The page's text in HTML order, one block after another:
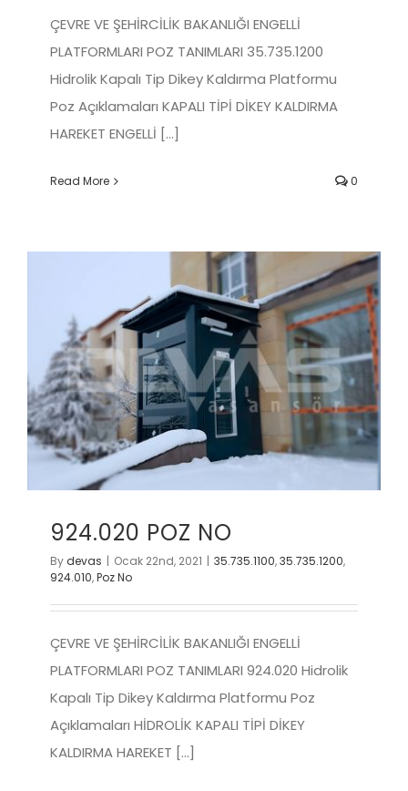
ÇEVRE VE ŞEHİRCİLİK BAKANLIĞI ENGELLİ
PLATFORMLARI POZ TANIMLARI 35.735.1200
Hidrolik Kapalı Tip Dikey Kaldırma Platformu
Poz Açıklamaları KAPALI TİPİ DİKEY KALDIRMA
HAREKET ENGELLİ [...]
Read More 0
924.020 POZ NO
Bydevas | Ocak 22nd, 2021 | 35.735.1100,35.735.1200,
924.010,Poz No
ÇEVRE VE ŞEHİRCİLİK BAKANLIĞI ENGELLİ
PLATFORMLARI POZ TANIMLARI 924.020 Hidrolik
Kapalı Tip Dikey Kaldırma Platformu Poz
Açıklamaları HİDROLİK KAPALI TİPİ DİKEY
KALDIRMA HAREKET [...]